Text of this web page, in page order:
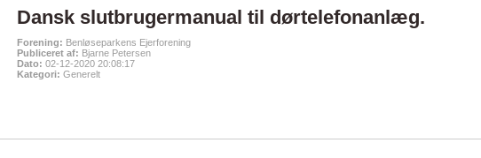
Dansk slutbrugermanual til dørtelefonanlæg.
Forening: Benløseparkens Ejerforening
Publiceret af: Bjarne Petersen
Dato: 02-12-2020 20:08:17
Kategori: Generelt